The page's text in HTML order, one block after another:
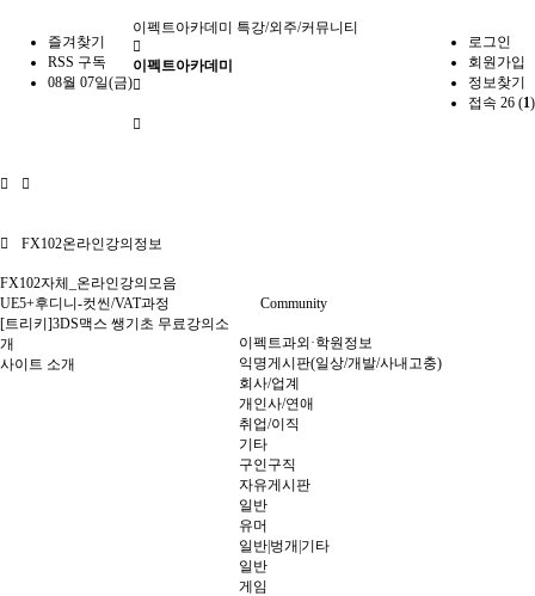
즐겨찾기
RSS 구독
08월 07일(금)
로그인
회원가입
정보찾기
접속 26 (1)
이펙트아카데미 특강/외주/커뮤니티
이펙트아카데미
FX102온라인강의정보
FX102자체_온라인강의모음
UE5+후디니-컷씬/VAT과정
[트리키]3DS맥스 쌩기초 무료강의소
개
사이트 소개
Community
이펙트과외·학원정보
익명게시판(일상/개발/사내고충)
회사/업계
개인사/연애
취업/이직
기타
구인구직
자유게시판
일반
유머
일반|벙개|기타
일반
게임